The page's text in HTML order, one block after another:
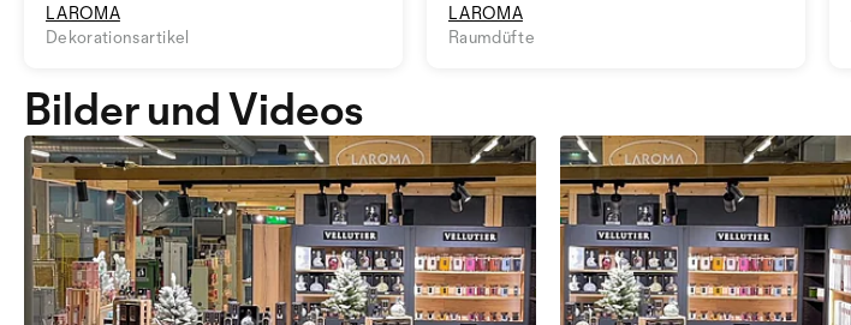
LAROMA
Dekorationsartikel
LAROMA
Raumdüfte
Bilder und Videos